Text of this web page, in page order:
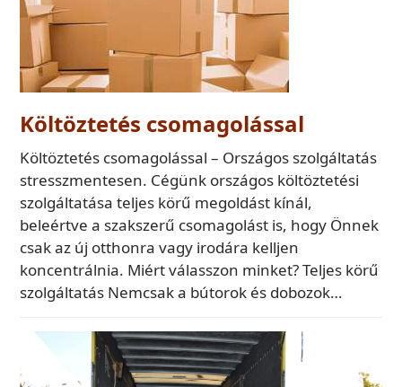
Költöztetés csomagolással
Költöztetés csomagolással – Országos szolgáltatás
stresszmentesen. Cégünk országos költöztetési
szolgáltatása teljes körű megoldást kínál,
beleértve a szakszerű csomagolást is, hogy Önnek
csak az új otthonra vagy irodára kelljen
koncentrálnia. Miért válasszon minket? Teljes körű
szolgáltatás Nemcsak a bútorok és dobozok…